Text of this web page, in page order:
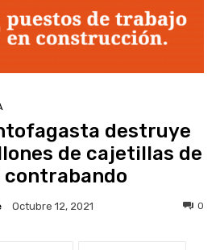
destruye
de cajetillas de
Octubre 12, 2021 0